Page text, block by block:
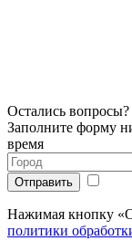
Остались вопросы?
Заполните форму
время
Нажимая кнопку
политики